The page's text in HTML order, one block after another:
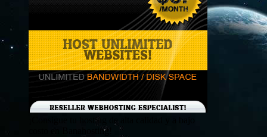
¡Consigue tu hosting de alta calidad y a bajo
costo en Banahosting!